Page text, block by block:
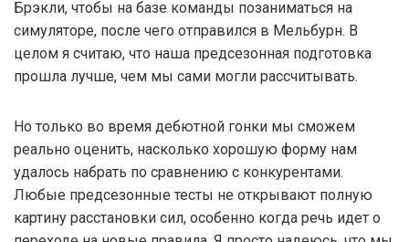
Брэкли, чтобы на базе команды позаниматься на
симуляторе, после чего отправился в Мельбурн. В
целом я считаю, что наша предсезонная подготовка
прошла лучше, чем мы сами могли рассчитывать.
Но только во время дебютной гонки мы сможем
реально оценить, насколько хорошую форму нам
удалось набрать по сравнению с конкурентами.
Любые предсезонные тесты не открывают полную
картину расстановки сил, особенно когда речь идет о